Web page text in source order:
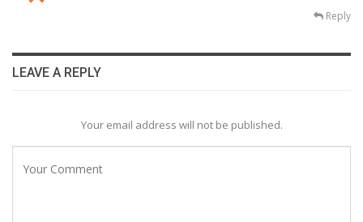
Reply
LEAVE A REPLY
Your email address will not be published.